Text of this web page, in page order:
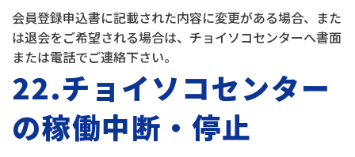
会員登録申込書に記載された内容に変更がある場合、また
は退会をご希望される場合は、チョイソコセンターへ書面
または電話でご連絡下さい。
22.チョイソコセンター
の稼働中断・停止